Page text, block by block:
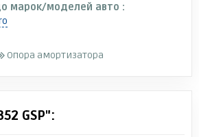
марок/моделей авто :
Опора амортизатора
GSP":